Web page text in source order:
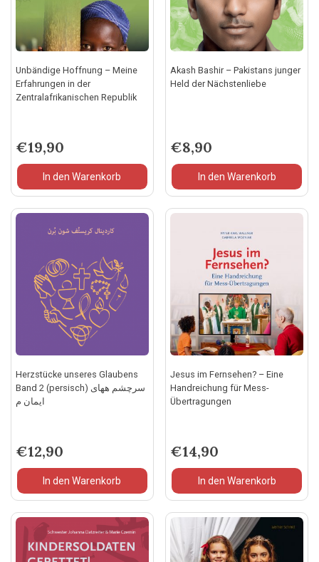
Unbändige Hoffnung – Meine
Erfahrungen in der
Zentralafrikanischen Republik
€19,90
In den Warenkorb
Akash Bashir – Pakistans junger
Held der Nächstenliebe
€8,90
In den Warenkorb
Herzstücke unseres Glaubens
Band 2 (persisch) سرچشم ههای
ایمان م
€12,90
In den Warenkorb
Jesus im Fernsehen? – Eine
Handreichung für Mess-
Übertragungen
€14,90
In den Warenkorb